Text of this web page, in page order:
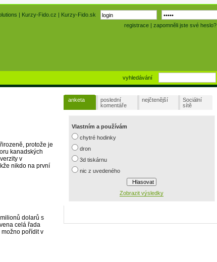
registrace | zapomněli jste své heslo?
| Kurzy-Fido.cz | Kurzy-Fido.sk
vyhledávání
protože je
kanadských
v
nikdo na první
dolarů s
celá řada
pořídit v
anketa
poslední
komentáře
nejčtenější
Sociální
sítě
Vlastním a používám
chytré hodinky
dron
3d tiskárnu
nic z uvedeného
Zobrazit výsledky